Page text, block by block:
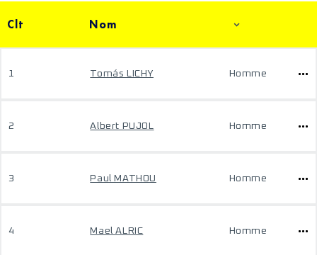
Clt Nom
1 Tomás LICHY Homme
2 Albert PUJOL Homme
3 Paul MATHOU Homme
4 Mael ALRIC Homme